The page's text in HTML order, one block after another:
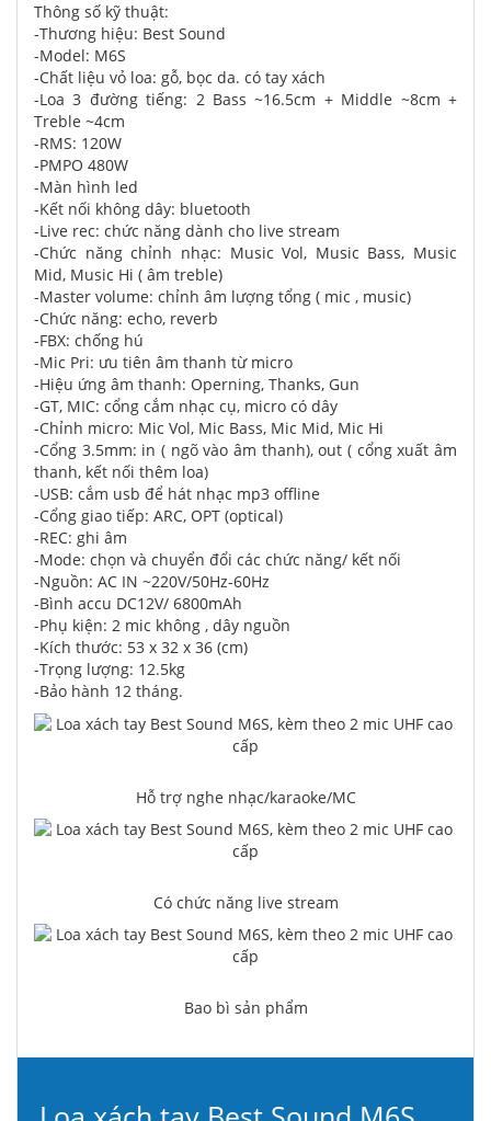
Thông số kỹ thuật:
-Thương hiệu: Best Sound
-Model: M6S
-Chất liệu vỏ loa: gỗ, bọc da. có tay xách
-Loa 3 đường tiếng: 2 Bass ~16.5cm + Middle ~8cm +
Treble ~4cm
-RMS: 120W
-PMPO 480W
-Màn hình led
-Kết nối không dây: bluetooth
-Live rec: chức năng dành cho live stream
-Chức năng chỉnh nhạc: Music Vol, Music Bass, Music
Mid, Music Hi ( âm treble)
-Master volume: chỉnh âm lượng tổng ( mic , music)
-Chức năng: echo, reverb
-FBX: chống hú
-Mic Pri: ưu tiên âm thanh từ micro
-Hiệu ứng âm thanh: Operning, Thanks, Gun
-GT, MIC: cổng cắm nhạc cụ, micro có dây
-Chỉnh micro: Mic Vol, Mic Bass, Mic Mid, Mic Hi
-Cổng 3.5mm: in ( ngõ vào âm thanh), out ( cổng xuất âm
thanh, kết nối thêm loa)
-USB: cắm usb để hát nhạc mp3 offline
-Cổng giao tiếp: ARC, OPT (optical)
-REC: ghi âm
-Mode: chọn và chuyển đổi các chức năng/ kết nối
-Nguồn: AC IN ~220V/50Hz-60Hz
-Bình accu DC12V/ 6800mAh
-Phụ kiện: 2 mic không , dây nguồn
-Kích thước: 53 x 32 x 36 (cm)
-Trọng lượng: 12.5kg
-Bảo hành 12 tháng.
Hỗ trợ nghe nhạc/karaoke/MC
Có chức năng live stream
Bao bì sản phẩm